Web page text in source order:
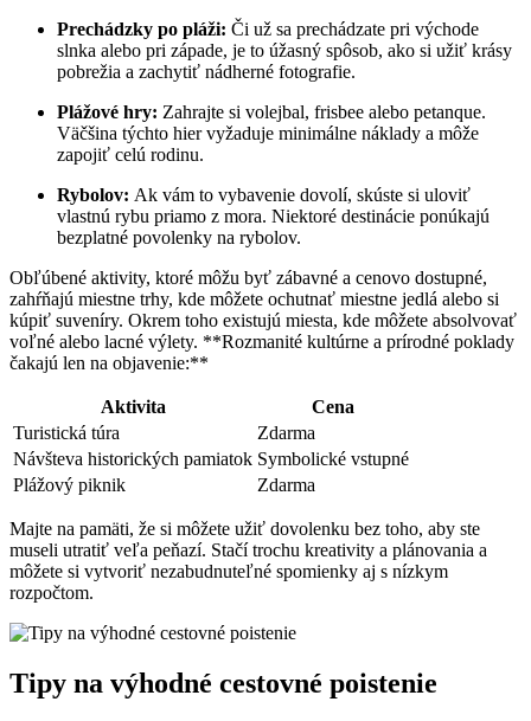
Prechádzky po pláži: Či už sa prechádzate pri východe
slnka alebo pri‍ západe, je to úžasný spôsob,⁢ ako si užiť krásy
pobrežia a zachytiť nádherné fotografie.
Plážové hry: Zahrajte si volejbal, frisbee alebo petanque.
Väčšina ​týchto hier vyžaduje minimálne náklady a môže
zapojiť celú rodinu.
Rybolov: Ak vám to⁤ vybavenie dovolí, skúste si uloviť
vlastnú rybu ‌priamo z mora. Niektoré destinácie ponúkajú
bezplatné povolenky na rybolov.
Obľúbené aktivity,⁤ ktoré môžu byť zábavné a cenovo dostupné,
zahŕňajú miestne trhy, kde môžete ochutnať miestne jedlá alebo si
kúpiť suveníry. Okrem toho existujú miesta, kde ⁢môžete absolvovať‌
voľné alebo lacné‍ výlety. **Rozmanité kultúrne a ‌prírodné poklady
čakajú len na objavenie:**
Aktivita
Cena
Turistická túra
Zdarma
Návšteva historických pamiatok Symbolické vstupné
Plážový piknik
Zdarma
Majte na pamäti, že si môžete užiť dovolenku bez toho, aby ste
museli utratiť‌ veľa peňazí. Stačí trochu kreativity a plánovania a
môžete si vytvoriť⁢ nezabudnuteľné spomienky aj s nízkym
rozpočtom.
Tipy na výhodné cestovné poistenie